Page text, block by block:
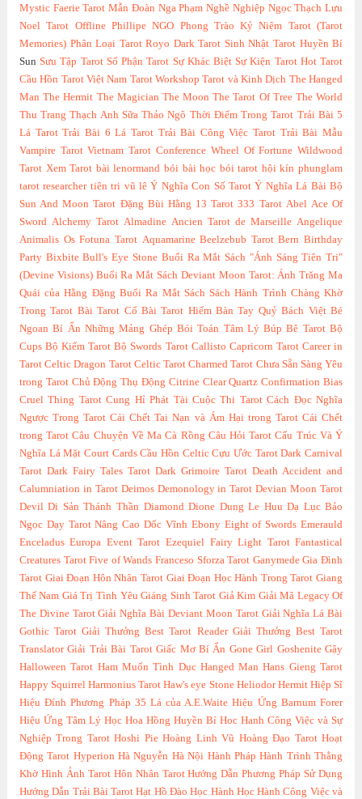
Mystic Faerie Tarot Mẫn Đoàn Nga Phạm Nghề Nghiệp Ngọc Thạch Lựu
Noel Tarot Offline Phillipe NGO Phong Trào Kỷ Niệm Tarot (Tarot
Memories) Phân Loại Tarot Royo Dark Tarot Sinh Nhật Tarot Huyền Bí
Sun Sưu Tập Tarot Số Phận Tarot Sự Khác Biệt Sự Kiện Tarot Hot Tarot
Cầu Hồn Tarot Việt Nam Tarot Workshop Tarot và Kinh Dịch The Hanged
Man The Hermit The Magician The Moon The Tarot Of Tree The World
Thu Trang Thạch Anh Sữa Thảo Ngô Thời Điểm Trong Tarot Trải Bài 5
Lá Tarot Trải Bài 6 Lá Tarot Trải Bài Công Việc Tarot Trải Bài Mẫu
Vampire Tarot Vietnam Tarot Conference Wheel Of Fortune Wildwood
Tarot Xem Tarot bài lenormand bói bài học bói tarot hội kín phunglam
tarot researcher tiên tri vũ lê Ý Nghĩa Con Số Tarot Ý Nghĩa Lá Bài Bộ
Sun And Moon Tarot Đặng Bùi Hằng 13 Tarot 333 Tarot Abel Ace Of
Sword Alchemy Tarot Almadine Ancien Tarot de Marseille Angelique
Animalis Os Fotuna Tarot Aquamarine Beelzebub Tarot Bern Birthday
Party Bixbite Bull's Eye Stone Buổi Ra Mắt Sách "Ánh Sáng Tiên Tri"
(Devine Visions) Buổi Ra Mắt Sách Deviant Moon Tarot: Ánh Trăng Ma
Quái của Hằng Đặng Buổi Ra Mắt Sách Sách Hành Trình Chàng Khờ
Trong Tarot Bài Tarot Cổ Bài Tarot Hiếm Bàn Tay Quỷ Bách Việt Bé
Ngoan Bí Ẩn Những Mảng Ghép Bói Toán Tâm Lý Búp Bê Tarot Bộ
Cups Bộ Kiếm Tarot Bộ Swords Tarot Callisto Capricorn Tarot Career in
Tarot Celtic Dragon Tarot Celtic Tarot Charmed Tarot Chưa Sẵn Sàng Yêu
trong Tarot Chủ Động Thụ Động Citrine Clear Quartz Confirmation Bias
Cruel Thing Tarot Cung Hỉ Phát Tài Cuộc Thi Tarot Cách Đọc Nghĩa
Ngược Trong Tarot Cái Chết Tai Nạn và Ám Hại trong Tarot Cái Chết
trong Tarot Câu Chuyện Về Ma Cà Rồng Câu Hỏi Tarot Cấu Trúc Và Ý
Nghĩa Lá Mặt Court Cards Cầu Hồn Celtic Cựu Ước Tarot Dark Carnival
Tarot Dark Fairy Tales Tarot Dark Grimoire Tarot Death Accident and
Calumniation in Tarot Deimos Demonology in Tarot Devian Moon Tarot
Devil Di Sản Thánh Thần Diamond Dione Dung Le Huu Dạ Lục Bảo
Ngọc Dạy Tarot Nâng Cao Dốc Vĩnh Ebony Eight of Swords Emerauld
Enceladus Europa Event Tarot Ezequiel Fairy Light Tarot Fantastical
Creatures Tarot Five of Wands Franceso Sforza Tarot Ganymede Gia Đình
Tarot Giai Đoạn Hôn Nhân Tarot Giai Đoạn Học Hành Trong Tarot Giang
Thế Nam Giá Trị Tình Yêu Giáng Sinh Tarot Giả Kim Giải Mã Legacy Of
The Divine Tarot Giải Nghĩa Bài Deviant Moon Tarot Giải Nghĩa Lá Bài
Gothic Tarot Giải Thưởng Best Tarot Reader Giải Thưởng Best Tarot
Translator Giải Trải Bài Tarot Giấc Mơ Bí Ẩn Gone Girl Goshenite Gậy
Halloween Tarot Ham Muốn Tình Dục Hanged Man Hans Gieng Tarot
Happy Squirrel Harmonius Tarot Haw's eye Stone Heliodor Hermit Hiệp Sĩ
Hiệu Đính Phương Pháp 35 Lá của A.E.Waite Hiệu Ứng Barnum Forer
Hiệu Ứng Tâm Lý Học Hoa Hồng Huyền Bí Hoc Hanh Công Việc và Sự
Nghiệp Trong Tarot Hoshi Pie Hoàng Linh Vũ Hoàng Đạo Tarot Hoạt
Động Tarot Hyperion Hà Nguyễn Hà Nội Hành Pháp Hành Trình Thằng
Khờ Hình Ảnh Tarot Hôn Nhân Tarot Hướng Dẫn Phương Pháp Sử Dụng
Hướng Dẫn Trải Bài Tarot Hạt Hồ Đào Học Hành Học Hành Công Việc và